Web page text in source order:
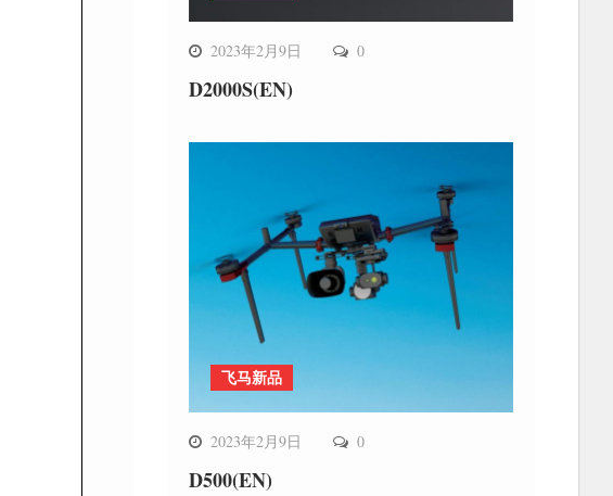
2023年2月9日 0
D2000S(EN)
飞马新品
2023年2月9日 0
D500(EN)